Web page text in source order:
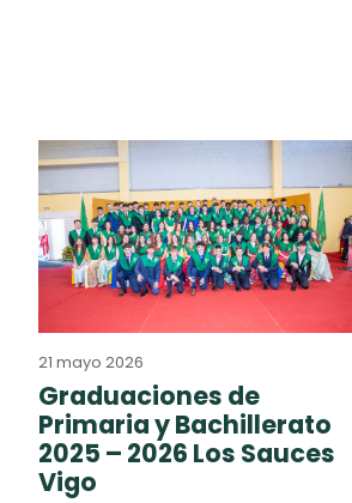
21 mayo 2026
Graduaciones de
Primaria y Bachillerato
2025 – 2026 Los Sauces
Vigo